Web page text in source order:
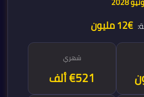
€12 مليون
شهري
€521 ألف